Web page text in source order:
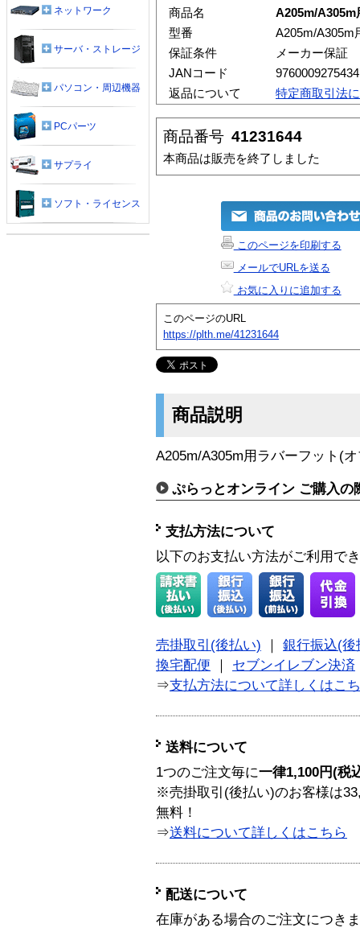
商品名
A205m/A305m
型番
A205m/A305m
保証条件
メーカー保証
JANコード
9760009275434
返品について
特定商取引法
商品番号 41231644
本商品は販売を終了しました
このページを印刷する
メールでURLを送る
お気に入りに追加する
このページのURL
https://plth.me/41231644
商品説明
A205m/A305m用ラバーフット(
ぷらっとオンライン ご購入の
支払方法について
以下のお支払い方法がご利用で
売掛取引(後払い)
銀行振込(後
換宅配便
セブンイレブン決済
⇒支払方法について詳しくはこ
送料について
1つのご注文毎に一律1,100円(税
※売掛取引(後払い)のお客様は
無料！
⇒送料について詳しくはこちら
配送について
在庫がある場合のご注文につき
ネットワーク
サーバ・ストレージ
パソコン・周辺機器
PCパーツ
サプライ
ソフト・ライセンス